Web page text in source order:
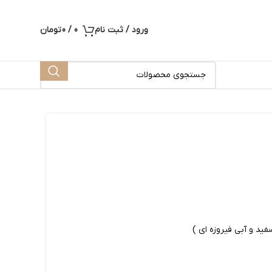
ورود / ثبت نام 0
/
0تومان
و آبی فیروزه ای )